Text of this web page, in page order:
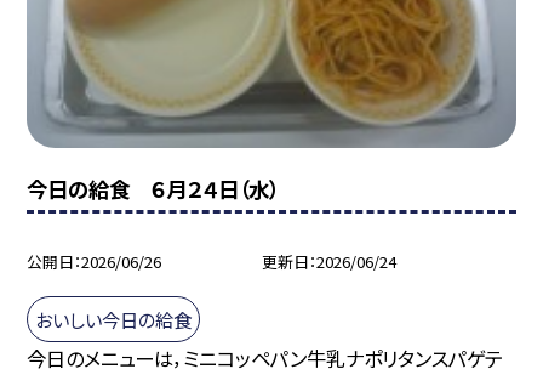
今日の給食 ６月２４日（水）
公開日 2026/06/26 更新日 2026/06/24
おいしい今日の給食
今日のメニューは，ミニコッペパン牛乳ナポリタンスパゲテ